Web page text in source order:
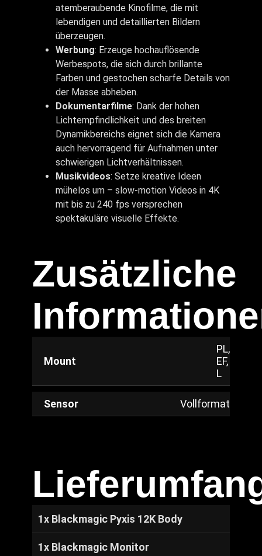
atemberaubende Kinofilme, die mit
lebendigen und detaillierten Bildern
überzeugen.
Werbung: Erzeuge hochauflösende
Werbespots, die sich durch brillante
Farben und gestochen scharfe Details von
der Masse abheben.
Dokumentarfilme: Dank der hohen
Lichtempfindlichkeit und des breiten
Dynamikbereichs eignet sich die Kamera
auch hervorragend für Aufnahmen unter
schwierigen Lichtverhältnissen.
Musikvideos: Setze kreative Ideen
mühelos um – slow-motion Videos in 4K
mit bis zu 240 fps versprechen
spektakuläre visuelle Effekte.
Zusätzliche
Mount
PL,
EF,
L
Sensor Vollformat
1x Blackmagic Pyxis 12K Body
1x Blackmagic Monitor